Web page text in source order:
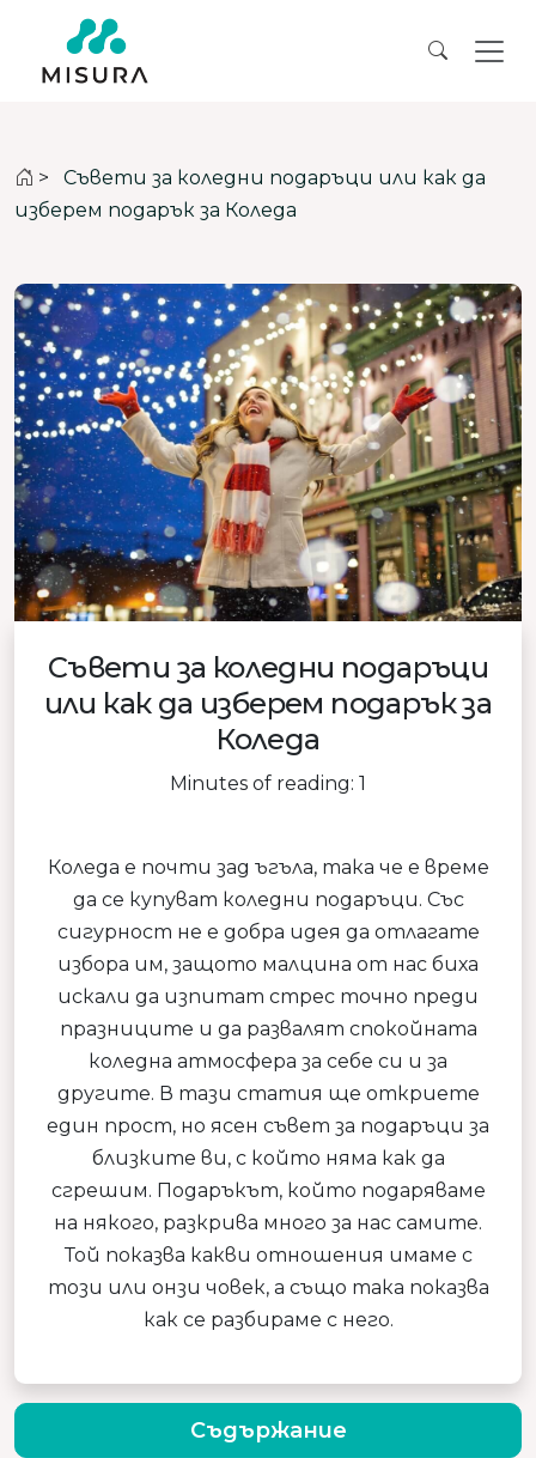
>
Съвети за коледни подаръци или как да
изберем подарък за Коледа
Съвети за коледни подаръци
или как да изберем подарък за
Коледа
Minutes of reading: 1
Коледа е почти зад ъгъла, така че е време
да се купуват коледни подаръци. Със
сигурност не е добра идея да отлагате
избора им, защото малцина от нас биха
искали да изпитат стрес точно преди
празниците и да развалят спокойната
коледна атмосфера за себе си и за
другите. В тази статия ще откриете
един прост, но ясен съвет за подаръци за
близките ви, с който няма как да
сгрешим. Подаръкът, който подаряваме
на някого, разкрива много за нас самите.
Той показва какви отношения имаме с
този или онзи човек, а също така показва
как се разбираме с него.
Съдържание